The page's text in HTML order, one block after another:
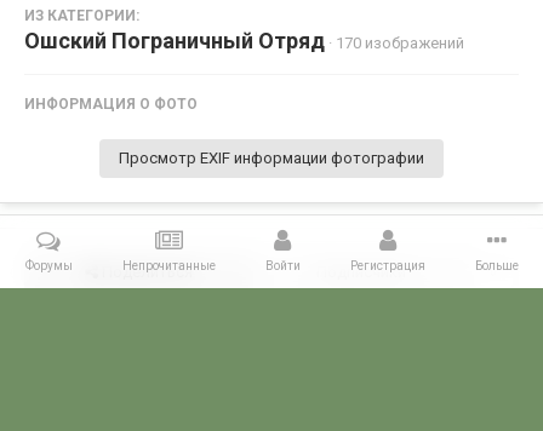
ИЗ КАТЕГОРИИ:
Ошский Пограничный Отряд · 170 изображений
ИНФОРМАЦИЯ О ФОТО
Просмотр EXIF информации фотографии
Поделиться Подписчики 0
Форумы Непрочитанные Войти Регистрация Больше